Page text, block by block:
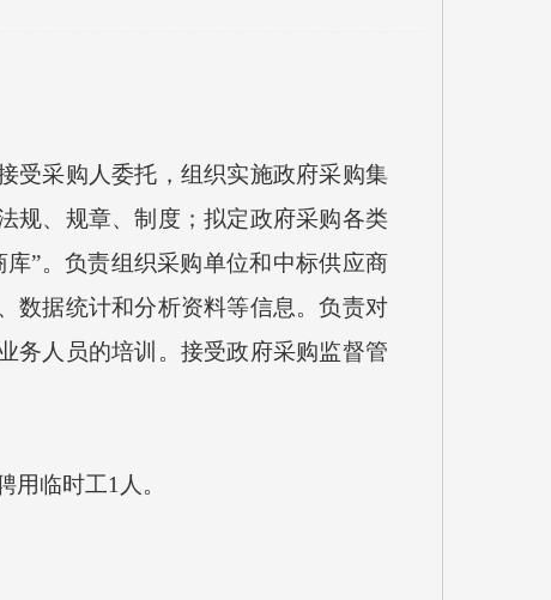
采购人委托，组织实施政府采购集
规、规章、制度；拟定政府采购各类
”。负责组织采购单位和中标供应商
数据统计和分析资料等信息。负责对
务人员的培训。接受政府采购监督管
临时工1人。